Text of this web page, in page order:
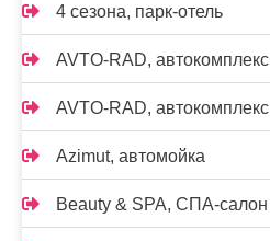
4 сезона, парк-отель
AVTO-RAD, автокомплекс
AVTO-RAD, автокомплекс
Azimut, автомойка
Beauty & SPA, СПА-салон